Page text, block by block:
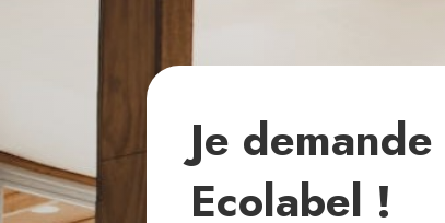
Je
Ecolabel !